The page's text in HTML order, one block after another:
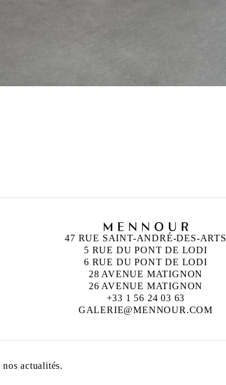
47 RUE SAINT-ANDRÉ-DES-ARTS
5 RUE DU PONT DE LODI
6 RUE DU PONT DE LODI
28 AVENUE MATIGNON
26 AVENUE MATIGNON
+33 1 56 24 03 63
GALERIE@MENNOUR.COM
actualités.